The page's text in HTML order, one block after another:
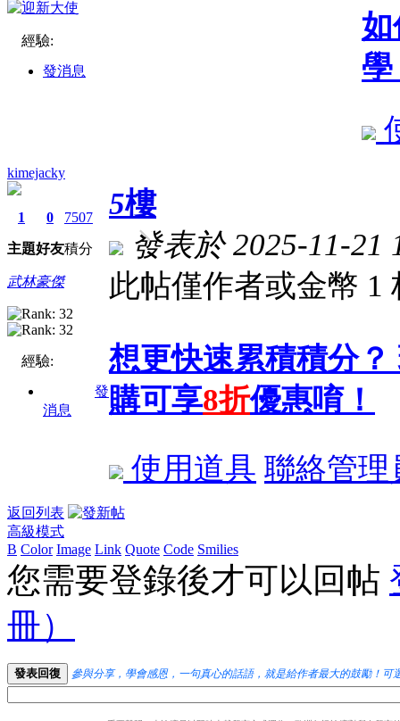
經驗:
發消息
如
學
kimejacky
1
主題
0
好友
7507
積分
武林豪傑
經驗:
發
消息
5樓
發表於 2025-11-21
此帖僅作者或金幣 1
想更快速累積積分
購可享8折優惠唷！
使用道具 聯絡管理
返回列表
高級模式
B Color Image Link Quote Code Smilies
您需要登錄後才可以回帖
冊）
發表回復 參與分享，學會感恩，一句真心的話語，就是給作者最大的鼓勵！可